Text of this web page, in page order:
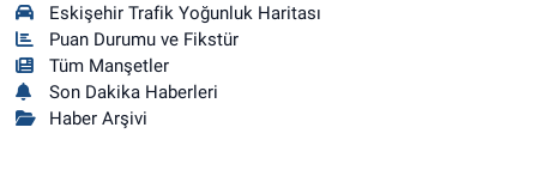
Eskişehir Trafik Yoğunluk Haritası
Puan Durumu ve Fikstür
Tüm Manşetler
Son Dakika Haberleri
Haber Arşivi